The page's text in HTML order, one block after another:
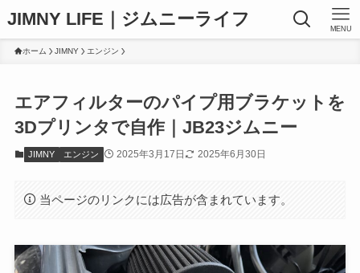
JIMNY LIFE｜ジムニーライフ MENU
ホーム JIMNY エンジン
エアフィルターのパイプ用ブラケットを
3Dプリンタで自作｜JB23ジムニー
JIMNY エンジン 2025年3月17日 2025年6月30日
当ページのリンクには広告が含まれています。